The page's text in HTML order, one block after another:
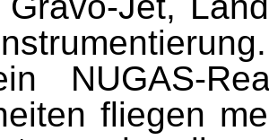
NUGAS-
fliegen